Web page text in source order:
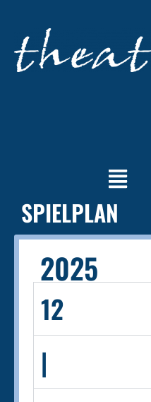
SPIELPLAN
2025
12
|